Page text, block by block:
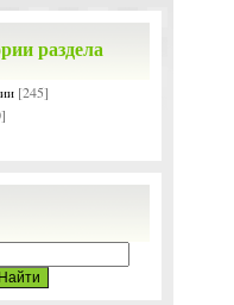
раздела
[245]